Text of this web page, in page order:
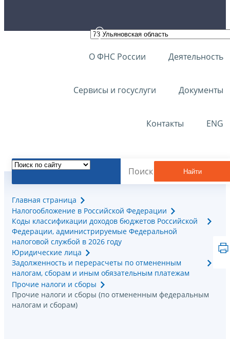
О ФНС России Деятельность
Сервисы и госуслуги Документы
Контакты ENG
Найти
Главная страница
Налогообложение в Российской Федерации
Коды классификации доходов бюджетов Российской
Федерации, администрируемые Федеральной
налоговой службой в 2026 году
Юридические лица
Задолженность и перерасчеты по отмененным
налогам, сборам и иным обязательным платежам
Прочие налоги и сборы
Прочие налоги и сборы (по отмененным федеральным
налогам и сборам)